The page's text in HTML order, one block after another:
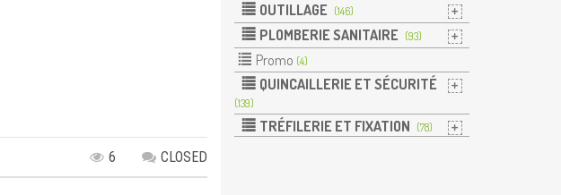
6 CLOSED
OUTILLAGE (146)
PLOMBERIE SANITAIRE (93)
Promo (4)
QUINCAILLERIE ET SÉCURITÉ
(139)
TRÉFILERIE ET FIXATION (78)